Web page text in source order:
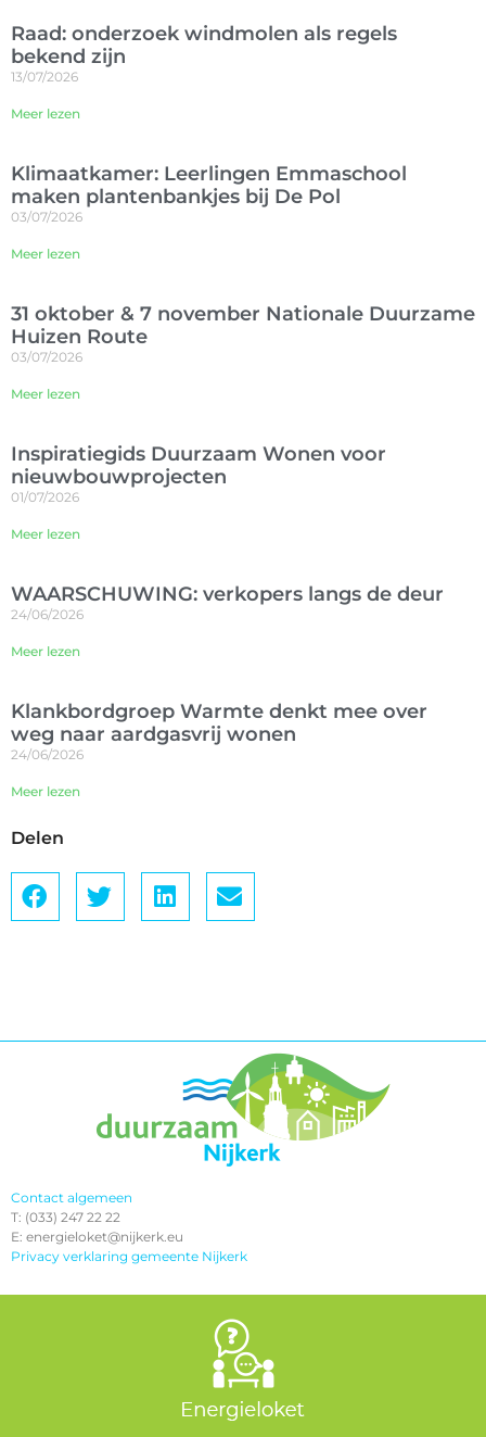
Raad: onderzoek windmolen als regels
bekend zijn
13/07/2026
Meer lezen
Klimaatkamer: Leerlingen Emmaschool
maken plantenbankjes bij De Pol
03/07/2026
Meer lezen
31 oktober & 7 november Nationale Duurzame
Huizen Route
03/07/2026
Meer lezen
Inspiratiegids Duurzaam Wonen voor
nieuwbouwprojecten
01/07/2026
Meer lezen
WAARSCHUWING: verkopers langs de deur
24/06/2026
Meer lezen
Klankbordgroep Warmte denkt mee over
weg naar aardgasvrij wonen
24/06/2026
Meer lezen
Delen
Contact algemeen
T: (033) 247 22 22
E: energieloket@nijkerk.eu
Privacy verklaring gemeente Nijkerk